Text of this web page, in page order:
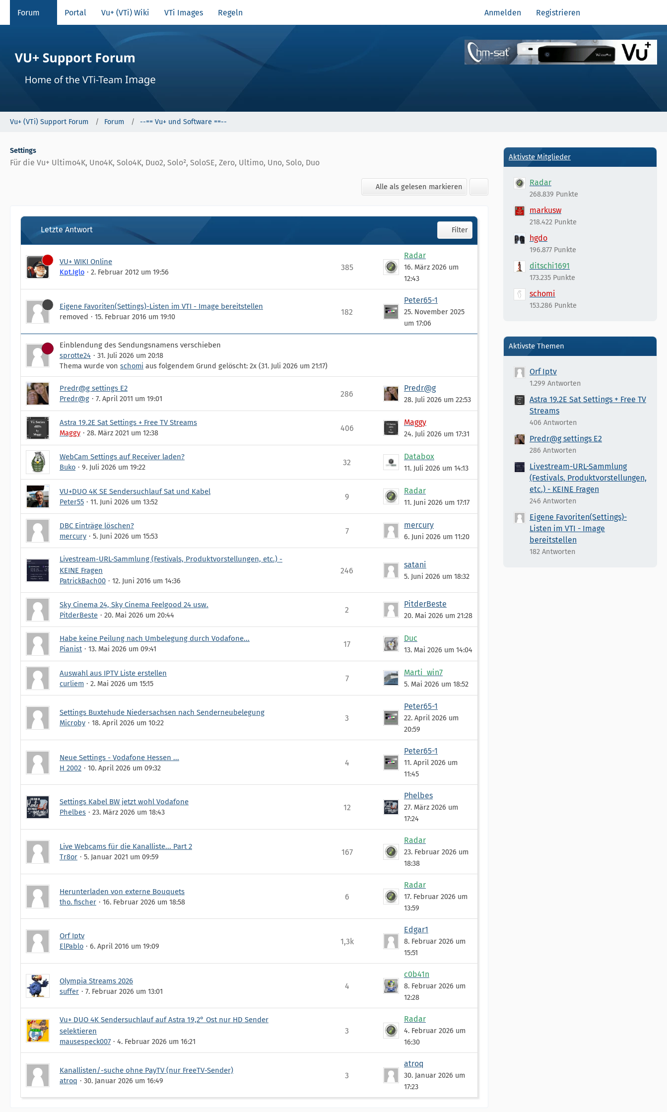
Forum Portal Vu+ (VTi) Wiki VTi Images Regeln Anmelden Registrieren
Vu+ (VTi) Support Forum Forum --== Vu+ und Software ==--
Settings
Für die Vu+ Ultimo4K, Uno4K, Solo4K, Duo2, Solo², SoloSE, Zero, Ultimo, Uno, Solo, Duo
Alle als gelesen markieren
Letzte Antwort Filter
VU+ WIKI Online
Kpt.Iglo
2. Februar 2012 um 19:56
385
Radar
16. März 2026 um
12:43
Eigene Favoriten(Settings)-Listen im VTI - Image bereitstellen
removed
15. Februar 2016 um 19:10
182
Peter65-1
25. November 2025
um 17:06
Einblendung des Sendungsnamens verschieben
sprotte24
31. Juli 2026 um 20:18
Thema wurde von schomi aus folgendem Grund gelöscht: 2x (31. Juli 2026 um 21:17)
Predr@g settings E2
Predr@g
7. April 2011 um 19:01
286
Predr@g
28. Juli 2026 um 22:53
Astra 19.2E Sat Settings + Free TV Streams
Maggy
28. März 2021 um 12:38
406
Maggy
24. Juli 2026 um 17:31
WebCam Settings auf Receiver laden?
Buko
9. Juli 2026 um 19:22
32
Databox
11. Juli 2026 um 14:13
VU+DUO 4K SE Sendersuchlauf Sat und Kabel
Peter55
11. Juni 2026 um 13:52
9
Radar
11. Juni 2026 um 17:17
DBC Einträge löschen?
mercury
5. Juni 2026 um 15:53
7
mercury
6. Juni 2026 um 11:20
Livestream-URL-Sammlung (Festivals, Produktvorstellungen, etc.) -
KEINE Fragen
PatrickBach00
12. Juni 2016 um 14:36
246
satani
5. Juni 2026 um 18:32
Sky Cinema 24, Sky Cinema Feelgood 24 usw.
PitderBeste
20. Mai 2026 um 20:44
2
PitderBeste
20. Mai 2026 um 21:28
Habe keine Peilung nach Umbelegung durch Vodafone...
Pianist
13. Mai 2026 um 09:41
17
Duc
13. Mai 2026 um 14:04
Auswahl aus IPTV Liste erstellen
curliem
2. Mai 2026 um 15:15
7
Marti_win7
5. Mai 2026 um 18:52
Settings Buxtehude Niedersachsen nach Senderneubelegung
Microby
18. April 2026 um 10:22
3
Peter65-1
22. April 2026 um
20:59
Neue Settings - Vodafone Hessen ...
H 2002
10. April 2026 um 09:32
4
Peter65-1
11. April 2026 um
11:45
Settings Kabel BW jetzt wohl Vodafone
Phelbes
23. März 2026 um 18:43
12
Phelbes
27. März 2026 um
17:24
Live Webcams für die Kanalliste... Part 2
Tr8or
5. Januar 2021 um 09:59
167
Radar
23. Februar 2026 um
18:38
Herunterladen von externe Bouquets
tho. fischer
16. Februar 2026 um 18:58
6
Radar
17. Februar 2026 um
13:59
Orf Iptv
ElPablo
6. April 2016 um 19:09
1,3k
Edgar1
8. Februar 2026 um
15:51
Olympia Streams 2026
suffer
7. Februar 2026 um 13:01
4
c0b41n
8. Februar 2026 um
12:28
Vu+ DUO 4K Sendersuchlauf auf Astra 19,2° Ost nur HD Sender
selektieren
mausespeck007
4. Februar 2026 um 16:21
3
Radar
4. Februar 2026 um
16:30
Kanallisten/-suche ohne PayTV (nur FreeTV-Sender)
atroq
30. Januar 2026 um 16:49
3
atroq
30. Januar 2026 um
17:23
Aktivste Mitglieder
Radar
268.839 Punkte
markusw
218.422 Punkte
hgdo
196.877 Punkte
ditschi1691
173.235 Punkte
schomi
153.286 Punkte
Aktivste Themen
Orf Iptv
1.299 Antworten
Astra 19.2E Sat Settings + Free TV
Streams
406 Antworten
Predr@g settings E2
286 Antworten
Livestream-URL-Sammlung
(Festivals, Produktvorstellungen,
etc.) - KEINE Fragen
246 Antworten
Eigene Favoriten(Settings)-
Listen im VTI - Image
bereitstellen
182 Antworten